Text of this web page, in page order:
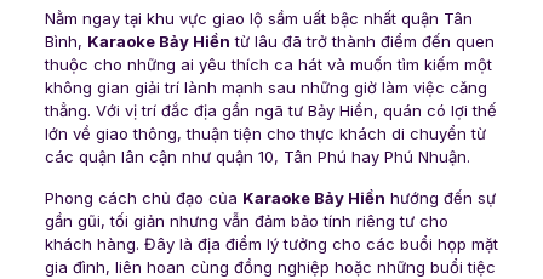
Nằm ngay tại khu vực giao lộ sầm uất bậc nhất quận Tân
Bình, Karaoke Bảy Hiền từ lâu đã trở thành điểm đến quen
thuộc cho những ai yêu thích ca hát và muốn tìm kiếm một
không gian giải trí lành mạnh sau những giờ làm việc căng
thẳng. Với vị trí đắc địa gần ngã tư Bảy Hiền, quán có lợi thế
lớn về giao thông, thuận tiện cho thực khách di chuyển từ
các quận lân cận như quận 10, Tân Phú hay Phú Nhuận.
Phong cách chủ đạo của Karaoke Bảy Hiền hướng đến sự
gần gũi, tối giản nhưng vẫn đảm bảo tính riêng tư cho
khách hàng. Đây là địa điểm lý tưởng cho các buổi họp mặt
gia đình, liên hoan cùng đồng nghiệp hoặc những buổi tiệc